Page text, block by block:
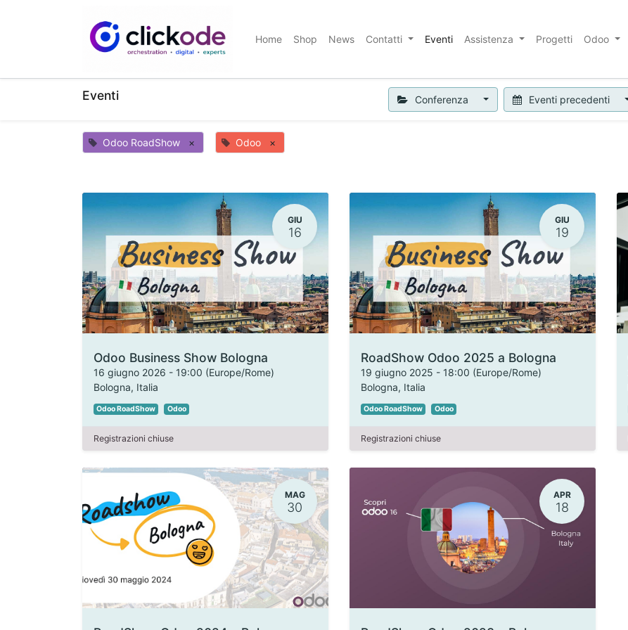
Home Shop News Contatti Eventi Assistenza Progetti Odoo
Eventi Conferenza Eventi precedenti
Odoo RoadShow × Odoo ×
GIU
16
Odoo Business Show Bologna
16 giugno 2026 - 19:00 (Europe/Rome)
Bologna, Italia
Odoo RoadShow Odoo
Registrazioni chiuse
GIU
19
RoadShow Odoo 2025 a Bologna
19 giugno 2025 - 18:00 (Europe/Rome)
Bologna, Italia
Odoo RoadShow Odoo
Registrazioni chiuse
MAG
30
APR
18